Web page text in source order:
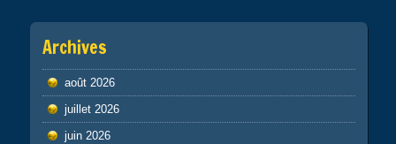
Archives
août 2026
juillet 2026
juin 2026